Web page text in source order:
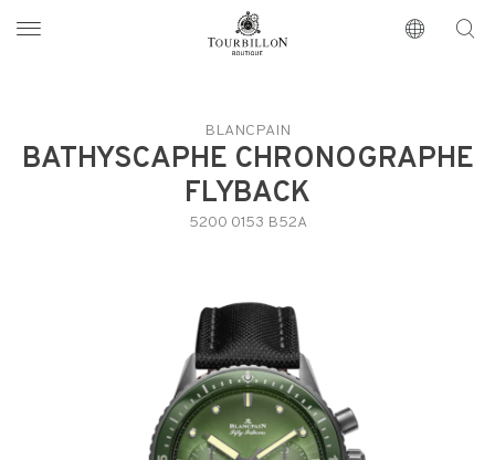
https://www.tourbillon.com/index.php/it
BLANCPAIN
BATHYSCAPHE CHRONOGRAPHE
FLYBACK
5200 0153 B52A